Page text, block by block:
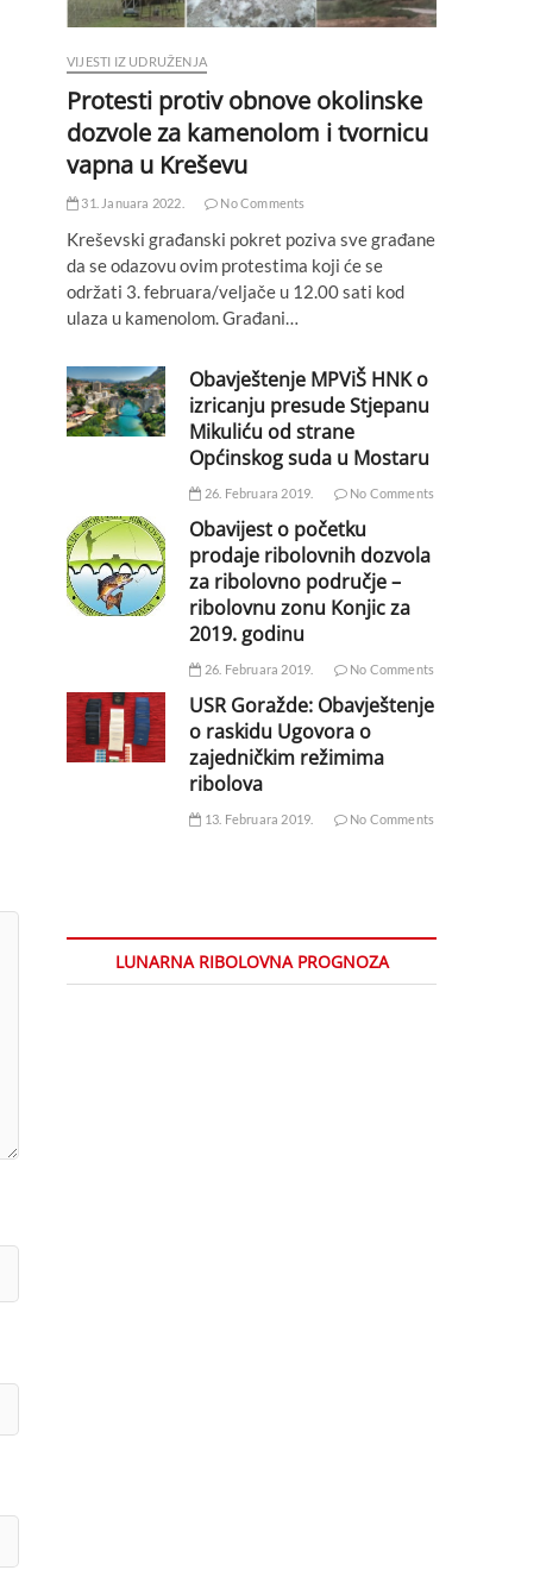
VIJESTI IZ UDRUŽENJA
Protesti protiv obnove okolinske
dozvole za kamenolom i tvornicu
vapna u Kreševu
31. Januara 2022. No Comments
Kreševski građanski pokret poziva sve građane
da se odazovu ovim protestima koji će se
održati 3. februara/veljače u 12.00 sati kod
ulaza u kamenolom. Građani…
Obavještenje MPViŠ HNK o
izricanju presude Stjepanu
Mikuliću od strane
Općinskog suda u Mostaru
26. Februara 2019. No Comments
Obavijest o početku
prodaje ribolovnih dozvola
za ribolovno područje –
ribolovnu zonu Konjic za
2019. godinu
26. Februara 2019. No Comments
USR Goražde: Obavještenje
o raskidu Ugovora o
zajedničkim režimima
ribolova
13. Februara 2019. No Comments
LUNARNA RIBOLOVNA PROGNOZA